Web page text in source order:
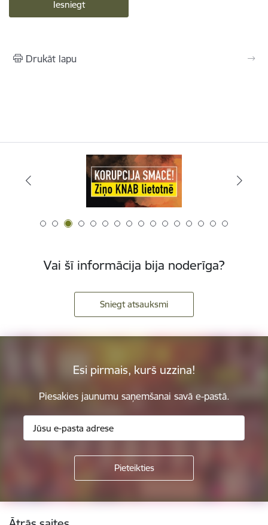
Drukāt lapu
Vai šī informācija bija noderīga?
Sniegt atsauksmi
Esi pirmais, kurš uzzina!
Piesakies jaunumu saņemšanai savā e-pastā.
Kājene